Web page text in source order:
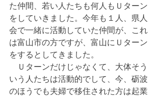
た仲間、若い人たちも何人もＵターン
をしていきました。今年も１人、県人
会で一緒に活動していた仲間が、これ
は富山市の方ですが、富山にＵターン
をするとしてきました。
Ｕターンだけじゃなくて、大体そう
いう人たちは活動的でして、今、砺波
のほうでも夫婦で移住された方は起業